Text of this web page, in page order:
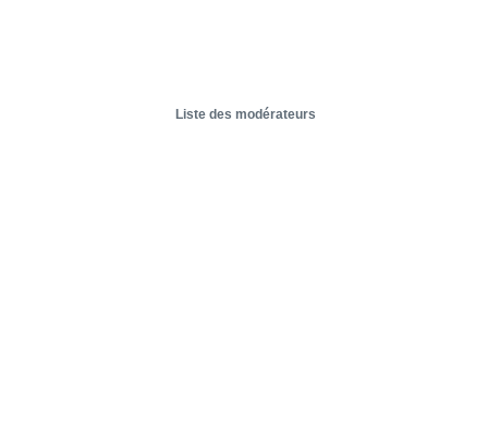
Liste des modérateurs